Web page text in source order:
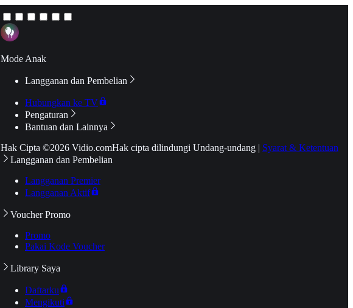
Mode Anak
Langganan dan Pembelian
Hubungkan ke TV
Pengaturan
Bantuan dan Lainnya
Hak Cipta ©2026 Vidio.comHak cipta dilindungi Undang-undang | Syarat & Ketentuan
Langganan dan Pembelian
Langganan Premier
Langganan Aktif
Voucher Promo
Promo
Pakai Kode Voucher
Library Saya
Daftarku
Mengikuti